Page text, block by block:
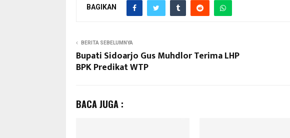
BAGIKAN
BERITA SEBELUMNYA
Bupati Sidoarjo Gus Muhdlor Terima LHP
BPK Predikat WTP
BACA JUGA :